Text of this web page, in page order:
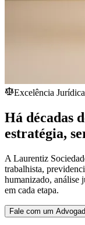
Excelência Jurídica
Há décadas
estratégia,
A Laurentiz
trabalhista,
humanizado, análise
em cada etapa.
Fale com um